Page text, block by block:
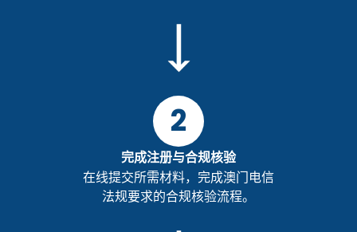
2
完成注册与合规核验
在线提交所需材料，完成澳门电信
法规要求的合规核验流程。